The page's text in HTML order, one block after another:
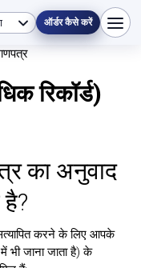
ऑर्डर कैसे करें
रिकॉर्ड)
का अनुवाद
सत्यापित करने के लिए आपके
भी जाना जाता है) के